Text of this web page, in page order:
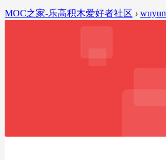
MOC之家-乐高积木爱好者社区 › wuyun